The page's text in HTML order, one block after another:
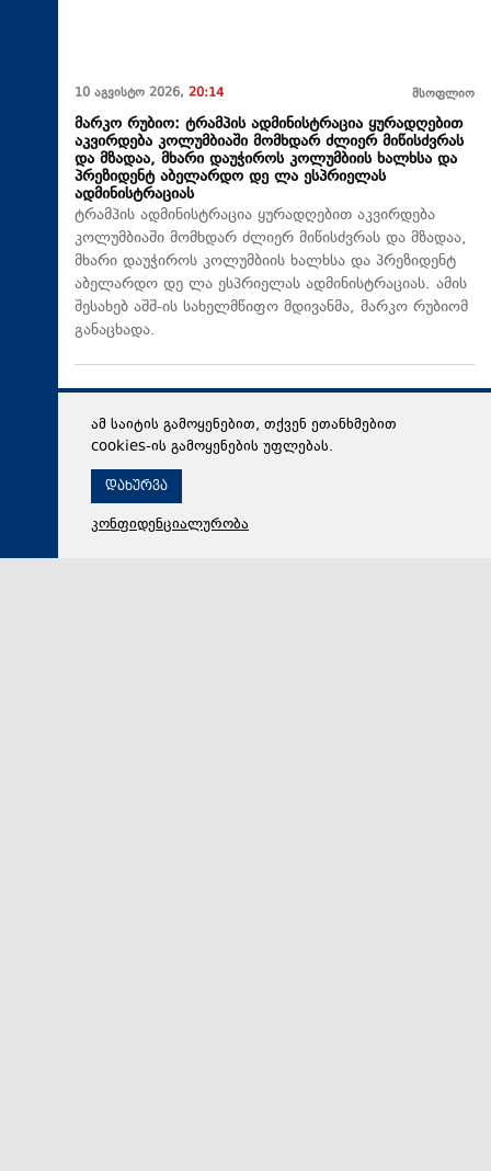
10 აგვისტო 2026, 20:14 მსოფლიო
მარკო რუბიო: ტრამპის ადმინისტრაცია ყურადღებით
აკვირდება კოლუმბიაში მომხდარ ძლიერ მიწისძვრას
და მზადაა, მხარი დაუჭიროს კოლუმბიის ხალხსა და
პრეზიდენტ აბელარდო დე ლა ესპრიელას
ადმინისტრაციას
ტრამპის ადმინისტრაცია ყურადღებით აკვირდება
კოლუმბიაში მომხდარ ძლიერ მიწისძვრას და მზადაა,
მხარი დაუჭიროს კოლუმბიის ხალხსა და პრეზიდენტ
აბელარდო დე ლა ესპრიელას ადმინისტრაციას. ამის
შესახებ აშშ-ის სახელმწიფო მდივანმა, მარკო რუბიომ
განაცხადა.
ამ საიტის გამოყენებით, თქვენ ეთანხმებით
cookies-ის გამოყენების უფლებას.
დახურვა
კონფიდენციალურობა